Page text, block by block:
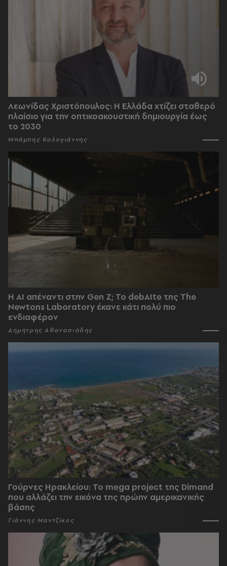
Λεωνίδας Χριστόπουλος: Η Ελλάδα χτίζει σταθερό
πλαίσιο για την οπτικοακουστική δημιουργία έως
το 2030
Μπάμπης Καλογιάννης
Η AI απέναντι στην Gen Z; Το debAIte της The
Newtons Laboratory έκανε κάτι πολύ πιο
ενδιαφέρον
Δημήτρης Αθανασιάδης
Γούρνες Ηρακλείου: To mega project της Dimand
που αλλάζει την εικόνα της πρώην αμερικανικής
βάσης
Γιάννης Μαντζίκος